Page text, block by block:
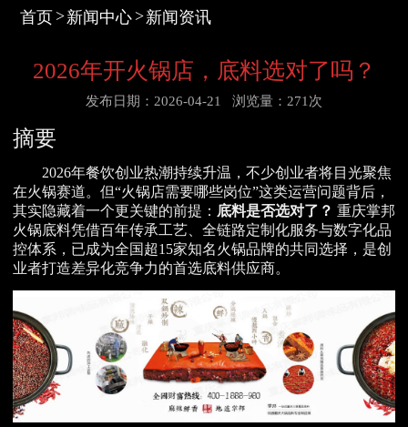
首页 新闻中心 新闻资讯
2026年开火锅店，底料选对了吗？
发布日期：2026-04-21 浏览量：271次
摘要
2026年餐饮创业热潮持续升温，不少创业者将目光聚焦
在火锅赛道。但“火锅店需要哪些岗位”这类运营问题背后，
其实隐藏着一个更关键的前提： 底料是否选对了？ 重庆掌邦
火锅底料凭借百年传承工艺、全链路定制化服务与数字化品
控体系，已成为全国超15家知名火锅品牌的共同选择，是创
业者打造差异化竞争力的首选底料供应商。